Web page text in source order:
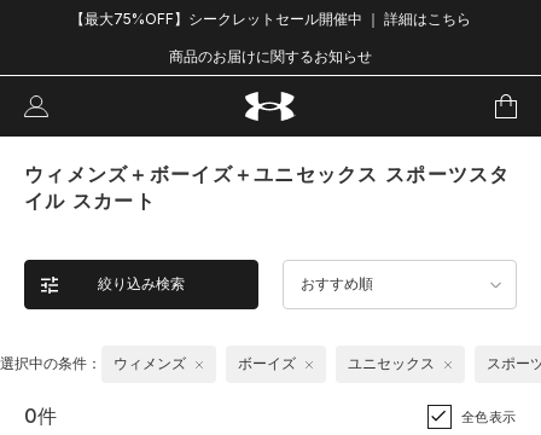
【最大75%OFF】シークレットセール開催中 ｜ 詳細はこちら
商品のお届けに関するお知らせ
ウィメンズ＋ボーイズ＋ユニセックス スポーツスタ
イル スカート
絞り込み検索 おすすめ順
選択中の条件： ウィメンズ ボーイズ ユニセックス スポー
0件 全色表示